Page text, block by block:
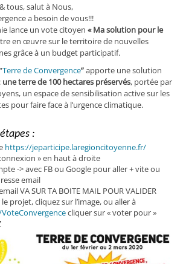
tous, salut à Nous,
a besoin de vous!!!
lance un vote citoyen « Ma solution pour le
en œuvre sur le territoire de nouvelles
grâce à un budget participatif.
Terre de Convergence”apporte une solution
une terre de 100 hectares préservés, portée par
un espace de sensibilisation active sur les
pour faire face à l’urgence climatique.
:
https://jeparticipe.laregioncitoyenne.fr/
» en haut à droite
-> avec FB ou Google pour aller + vite ou
email
VA SUR TA BOITE MAIL POUR VALIDER
projet, cliquez sur l’image, ou aller à
cliquer sur « voter pour »